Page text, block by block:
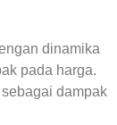
dinamika
pada harga.
dampak